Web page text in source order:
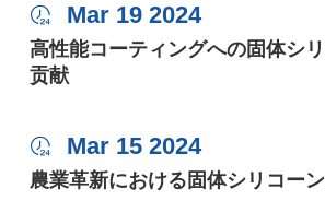
 Mar 19 2024
高性能コーティングへの固体シ
贡献
 Mar 15 2024
農業革新における固体シリコー